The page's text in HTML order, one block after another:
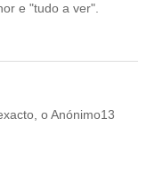
e "tudo a ver".
o Anónimo13